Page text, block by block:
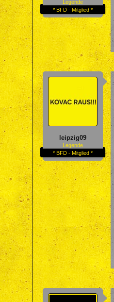
Legende
* BFD - Mitglied *
leipzig09
Legende
* BFD - Mitglied *